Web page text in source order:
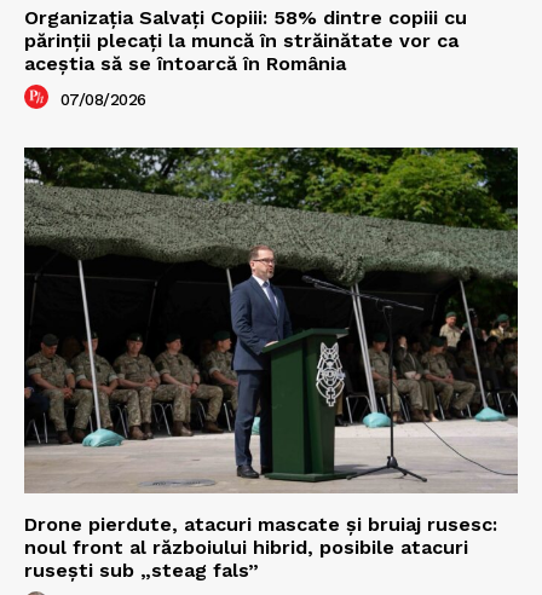
Organizația Salvați Copiii: 58% dintre copiii cu
părinții plecați la muncă în străinătate vor ca
aceștia să se întoarcă în România
07/08/2026
Drone pierdute, atacuri mascate și bruiaj rusesc:
noul front al războiului hibrid, posibile atacuri
rusești sub „steag fals”